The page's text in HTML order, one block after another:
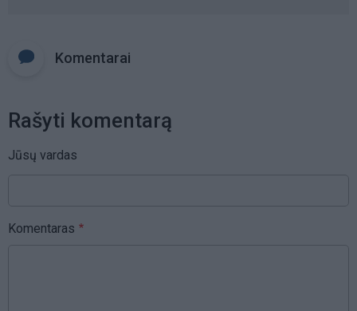
Komentarai
Rašyti komentarą
Jūsų vardas
Komentaras